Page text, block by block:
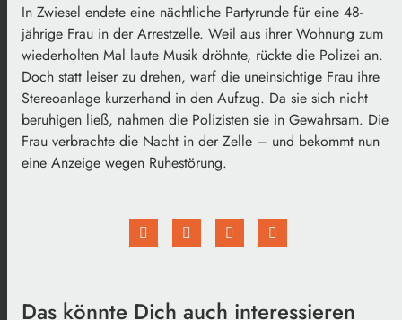
In Zwiesel endete eine nächtliche Partyrunde für eine 48-
jährige Frau in der Arrestzelle. Weil aus ihrer Wohnung zum
wiederholten Mal laute Musik dröhnte, rückte die Polizei an.
Doch statt leiser zu drehen, warf die uneinsichtige Frau ihre
Stereoanlage kurzerhand in den Aufzug. Da sie sich nicht
beruhigen ließ, nahmen die Polizisten sie in Gewahrsam. Die
Frau verbrachte die Nacht in der Zelle – und bekommt nun
eine Anzeige wegen Ruhestörung.
Das könnte Dich auch interessieren